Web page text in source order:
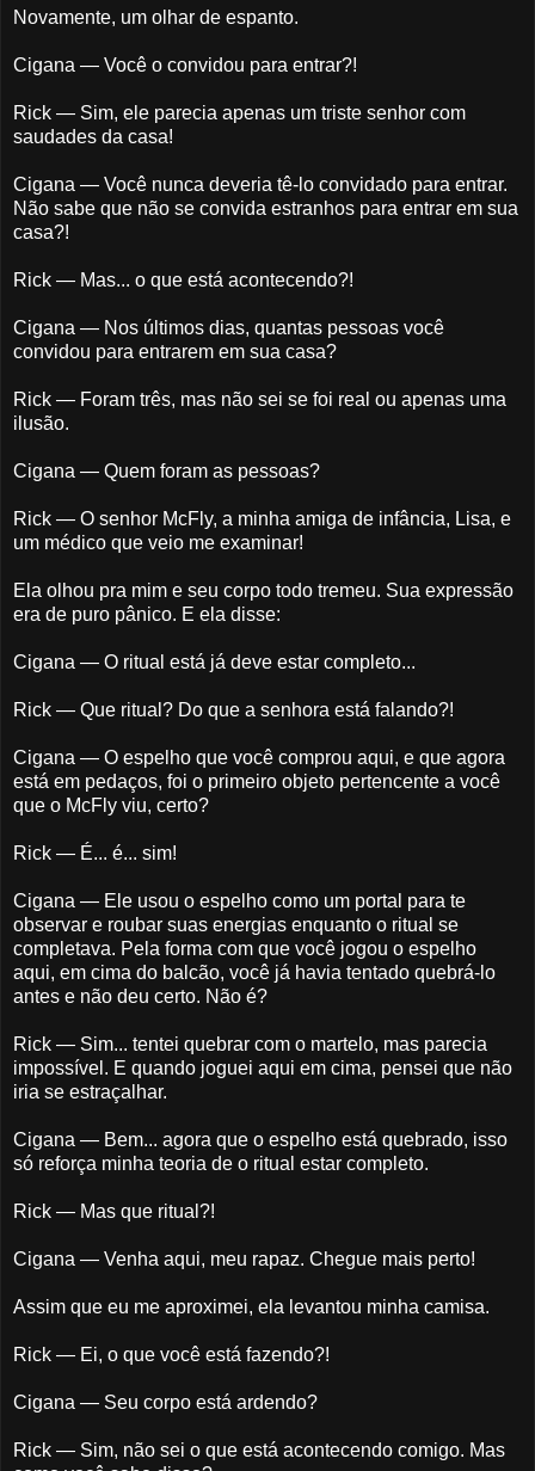
Novamente, um olhar de espanto.
Cigana — Você o convidou para entrar?!
Rick — Sim, ele parecia apenas um triste senhor com
saudades da casa!
Cigana — Você nunca deveria tê-lo convidado para entrar.
Não sabe que não se convida estranhos para entrar em sua
casa?!
Rick — Mas... o que está acontecendo?!
Cigana — Nos últimos dias, quantas pessoas você
convidou para entrarem em sua casa?
Rick — Foram três, mas não sei se foi real ou apenas uma
ilusão.
Cigana — Quem foram as pessoas?
Rick — O senhor McFly, a minha amiga de infância, Lisa, e
um médico que veio me examinar!
Ela olhou pra mim e seu corpo todo tremeu. Sua expressão
era de puro pânico. E ela disse:
Cigana — O ritual está já deve estar completo...
Rick — Que ritual? Do que a senhora está falando?!
Cigana — O espelho que você comprou aqui, e que agora
está em pedaços, foi o primeiro objeto pertencente a você
que o McFly viu, certo?
Rick — É... é... sim!
Cigana — Ele usou o espelho como um portal para te
observar e roubar suas energias enquanto o ritual se
completava. Pela forma com que você jogou o espelho
aqui, em cima do balcão, você já havia tentado quebrá-lo
antes e não deu certo. Não é?
Rick — Sim... tentei quebrar com o martelo, mas parecia
impossível. E quando joguei aqui em cima, pensei que não
iria se estraçalhar.
Cigana — Bem... agora que o espelho está quebrado, isso
só reforça minha teoria de o ritual estar completo.
Rick — Mas que ritual?!
Cigana — Venha aqui, meu rapaz. Chegue mais perto!
Assim que eu me aproximei, ela levantou minha camisa.
Rick — Ei, o que você está fazendo?!
Cigana — Seu corpo está ardendo?
Rick — Sim, não sei o que está acontecendo comigo. Mas